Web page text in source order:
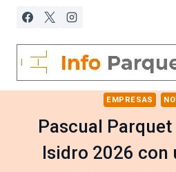
Saltar
contenido
EMPRESAS
Pascual
Isidro 2026 con